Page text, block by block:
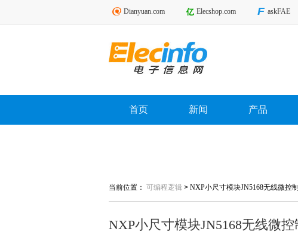
Dianyuan.com Elecshop.com askFAE
首页 新闻 产品
当前位置： 可编程逻辑 > NXP小尺寸模块JN5168无线微控
NXP小尺寸模块JN5168无线微控